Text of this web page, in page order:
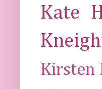
Kate
Kirsten